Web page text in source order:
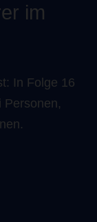
im
In Folge 16
Personen,